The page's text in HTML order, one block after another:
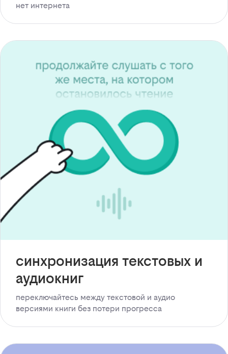
нет интернета
синхронизация текстовых и
аудиокниг
переключайтесь между текстовой и аудио
версиями книги без потери прогресса